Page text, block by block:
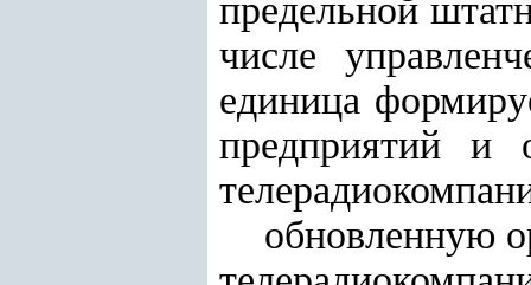
предельной
числе
единица
предприятий и
обновленную